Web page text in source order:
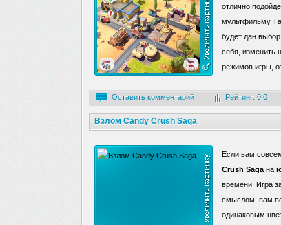
отлично
мультфильму
будет дан
себя, изменить
режимов игры, от
Оставить комментарий Рейтинг: 0.0
Взлом Candy Crush Saga
Если вам
Crush Saga на
времени! Игра
смыслом, вам
одинаковым